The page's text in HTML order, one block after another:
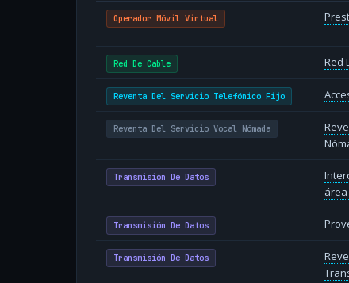
Operador Móvil Virtual
Red De Cable Red
Reventa Del Servicio Telefónico Fijo
Reventa Del Servicio Vocal Nómada
Transmisión De Datos
área
Transmisión De Datos
Transmisión De Datos